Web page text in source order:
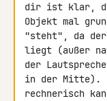
dir ist klar,
Objekt mal
"steht", da der
liegt (außer
der
in der Mitte).
rechnerisch